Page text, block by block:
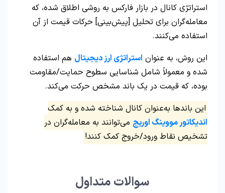
استراتژی کانال در بازار فارکس به روشی اطلاق شده، که
معامله‌گران برای تحلیل [پیش‌بینی] حرکات قیمت از آن
استفاده می‌کنند.
این روش، به عنوان استراتژی ارز دیجیتال هم استفاده
شده و معمولاً شامل شناسایی سطوح حمایت/مقاومت
بوده، که قیمت در یک باند مشخص حرکت می‌کند.
این باندها به‌عنوان کانال شناخته شده و به کمک
اندیکاتور مووینگ اوریج می‌توانند به معامله‌گران در
تشخیص نقاط ورود/خروج کمک کنند!
سوالات متداول